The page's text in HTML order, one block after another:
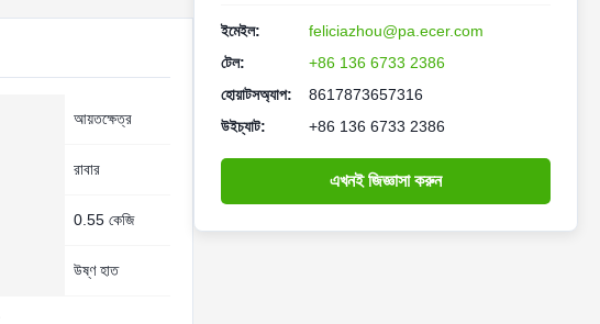
আয়তক্ষেত্র
রাবার
0.55 কেজি
উষ্ণ হাত
ইমেইল:
feliciazhou@pa.ecer.com
টেল:
+86 136 6733 2386
হোয়াটসঅ্যাপ:
8617873657316
উইচ্যাট:
+86 136 6733 2386
এখনই জিজ্ঞাসা করুন